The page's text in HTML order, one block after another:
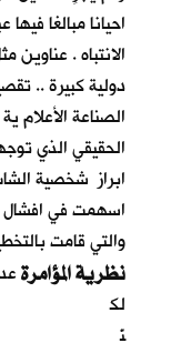
احيانا مبالغا
الانتباه .
دولية كبيرة ..
الصناعة الأعلام
الحقيقي الذي
ابراز شخصية
اسهمت في افشال
والتي قامت
نظرية المؤامرة
لك
نّ